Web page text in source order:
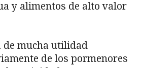
y alimentos de alto valor
de mucha utilidad
de los pormenores